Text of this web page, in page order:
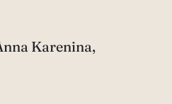
Karenina,